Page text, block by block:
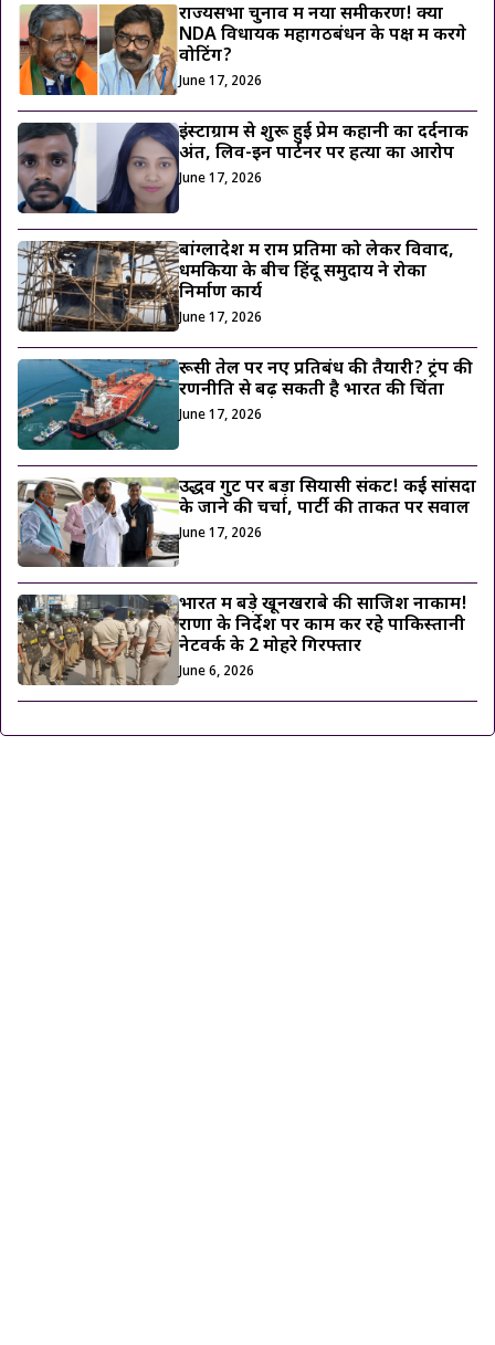
राज्यसभा चुनाव में नया समीकरण! क्या
NDA विधायक महागठबंधन के पक्ष में करेंगे
वोटिंग?
June 17, 2026
इंस्टाग्राम से शुरू हुई प्रेम कहानी का दर्दनाक
अंत, लिव-इन पार्टनर पर हत्या का आरोप
June 17, 2026
बांग्लादेश में राम प्रतिमा को लेकर विवाद,
धमकियों के बीच हिंदू समुदाय ने रोका
निर्माण कार्य
June 17, 2026
रूसी तेल पर नए प्रतिबंध की तैयारी? ट्रंप की
रणनीति से बढ़ सकती है भारत की चिंता
June 17, 2026
उद्धव गुट पर बड़ा सियासी संकट! कई सांसदों
के जाने की चर्चा, पार्टी की ताकत पर सवाल
June 17, 2026
भारत में बड़े खूनखराबे की साजिश नाकाम!
राणा के निर्देश पर काम कर रहे पाकिस्तानी
नेटवर्क के 2 मोहरे गिरफ्तार
June 6, 2026